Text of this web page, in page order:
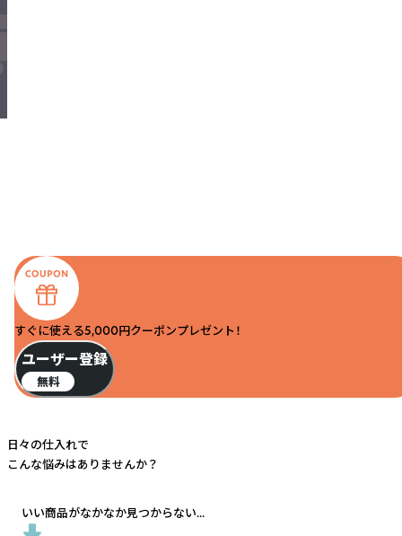
すぐに使える5,000円クーポンプレゼント！
ユーザー登録
無料
日々の仕入れで
こんな悩みはありませんか？
いい商品がなかなか見つからない...